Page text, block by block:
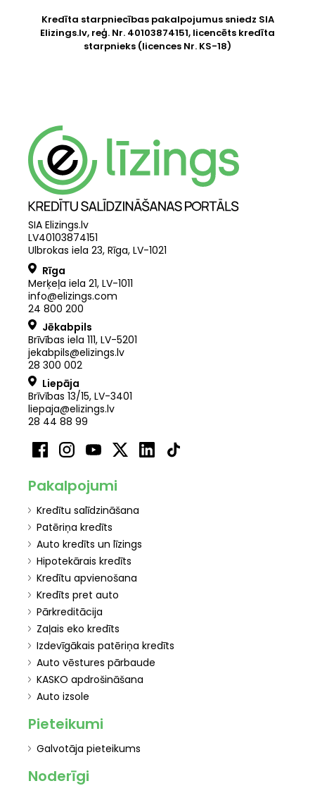
Kredīta starpniecības pakalpojumus sniedz SIA
Elizings.lv, reģ. Nr. 40103874151, licencēts kredīta
starpnieks (licences Nr. KS-18)
SIA Elizings.lv
LV40103874151
Ulbrokas iela 23, Rīga, LV-1021
Rīga
Merķeļa iela 21, LV-1011
info@elizings.com
24 800 200
Jēkabpils
Brīvības iela 111, LV-5201
jekabpils@elizings.lv
28 300 002
Liepāja
Brīvības 13/15, LV-3401
liepaja@elizings.lv
28 44 88 99
Pakalpojumi
Kredītu salīdzināšana
Patēriņa kredīts
Auto kredīts un līzings
Hipotekārais kredīts
Kredītu apvienošana
Kredīts pret auto
Pārkreditācija
Zaļais eko kredīts
Izdevīgākais patēriņa kredīts
Auto vēstures pārbaude
KASKO apdrošināšana
Auto izsole
Pieteikumi
Galvotāja pieteikums
Noderīgi